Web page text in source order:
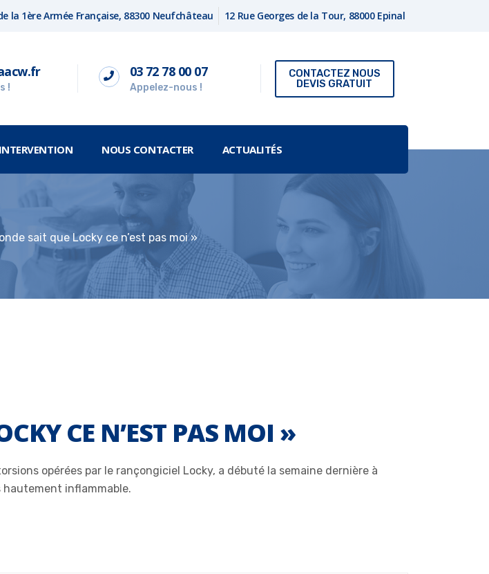
la 1ère Armée Française, 88300 Neufchâteau 12 Rue Georges de la Tour, 88000 Epinal
!
03 72 78 00 07
Appelez-nous !
CONTACTEZ NOUS
DEVIS GRATUIT
NOUS CONTACTER ACTUALITÉS
sait que Locky ce n’est pas moi »
CE N’EST PAS MOI »
opérées par le rançongiciel Locky, a débuté la semaine dernière à
inflammable.